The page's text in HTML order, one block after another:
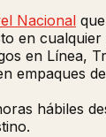
Nacional
en cualquier
en Línea,
empaques
hábiles